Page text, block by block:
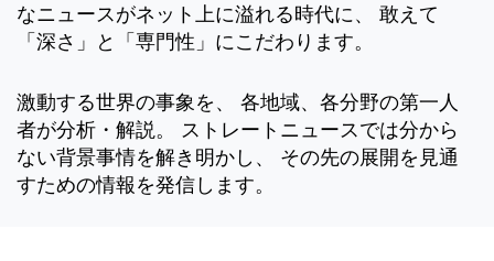
なニュースがネット上に溢れる時代に、 敢えて
「深さ」と「専門性」にこだわります。
激動する世界の事象を、 各地域、各分野の第一人
者が分析・解説。 ストレートニュースでは分から
ない背景事情を解き明かし、 その先の展開を見通
すための情報を発信します。